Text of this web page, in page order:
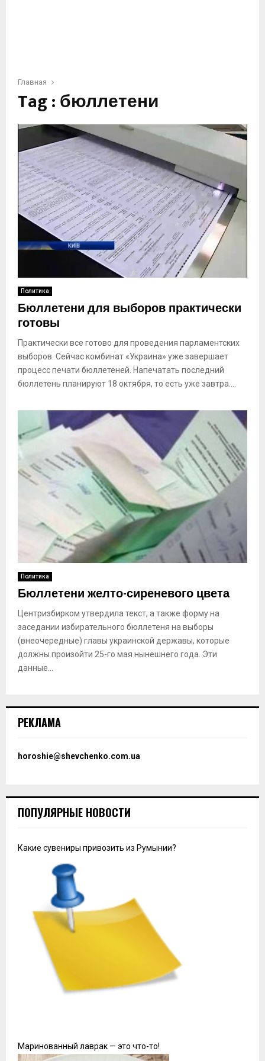
Главная
Tag : бюллетени
Политика
Бюллетени для выборов практически
готовы
Практически все готово для проведения парламентских
выборов. Сейчас комбинат «Украина» уже завершает
процесс печати бюллетеней. Напечатать последний
бюллетень планируют 18 октября, то есть уже завтра....
Политика
Бюллетени желто-сиреневого цвета
Центризбирком утвердила текст, а также форму на
заседании избирательного бюллетеня на выборы
(внеочередные) главы украинской державы, которые
должны произойти 25-го мая нынешнего года. Эти
данные...
РЕКЛАМА
horoshie@shevchenko.com.ua
ПОПУЛЯРНЫЕ НОВОСТИ
Какие сувениры привозить из Румынии?
Маринованный лаврак — это что-то!